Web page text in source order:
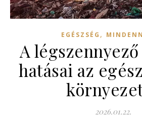
EGÉSZSÉG ,
A
hatásai az
2026.01.22.